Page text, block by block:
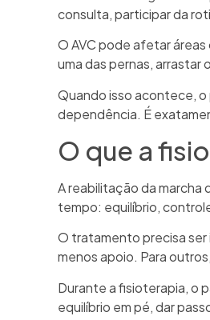
consulta, participar da
O AVC pode afetar
uma das pernas, arrastar
Quando isso acontece, o
dependência. É
O que a
A reabilitação da marcha
tempo: equilíbrio,
O tratamento precisa ser
menos apoio. Para
Durante a fisioterapia, o
equilíbrio em pé, dar